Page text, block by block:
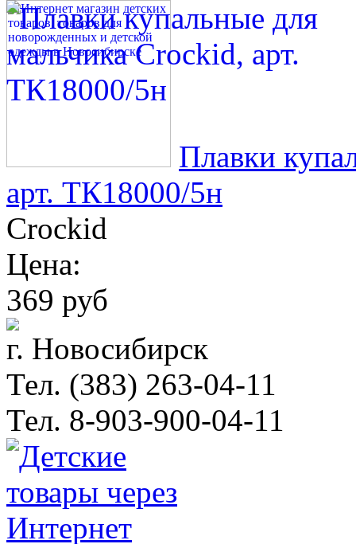
Плавки
арт. ТК18000/5н
Crockid
Цена:
369 руб
г. Новосибирск
Тел. (383) 263-04-11
Тел. 8-903-900-04-11